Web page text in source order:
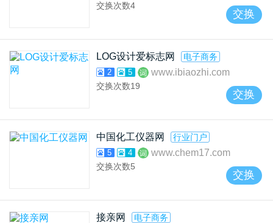
交换次数4
交换
LOG设计爱标志网 电子商务
2 5 www.ibiaozhi.com
交换次数19
交换
中国化工仪器网 行业门户
5 4 www.chem17.com
交换次数5
交换
接亲网 电子商务